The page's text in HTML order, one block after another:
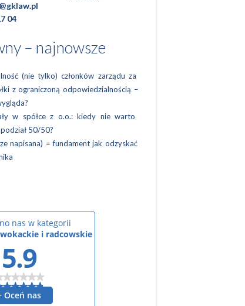
04
– najnowsze
(nie tylko) członków zarządu za
z ograniczoną odpowiedzialnością –
w spółce z o.o.: kiedy nie warto
50/50?
napisana) = fundament jak odzyskać